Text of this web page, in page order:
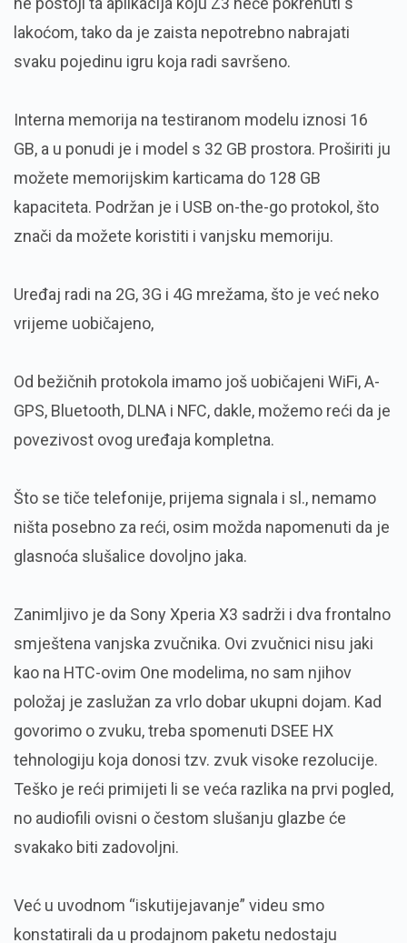
lakoćom, tako da je zaista nepotrebno nabrajati
svaku pojedinu igru koja radi savršeno.
Interna memorija na testiranom modelu iznosi 16
GB, a u ponudi je i model s 32 GB prostora. Proširiti ju
možete memorijskim karticama do 128 GB
kapaciteta. Podržan je i USB on-the-go protokol, što
znači da možete koristiti i vanjsku memoriju.
Uređaj radi na 2G, 3G i 4G mrežama, što je već neko
vrijeme uobičajeno,
Od bežičnih protokola imamo još uobičajeni WiFi, A-
GPS, Bluetooth, DLNA i NFC, dakle, možemo reći da je
povezivost ovog uređaja kompletna.
Što se tiče telefonije, prijema signala i sl., nemamo
ništa posebno za reći, osim možda napomenuti da je
glasnoća slušalice dovoljno jaka.
Zanimljivo je da Sony Xperia X3 sadrži i dva frontalno
smještena vanjska zvučnika. Ovi zvučnici nisu jaki
kao na HTC-ovim One modelima, no sam njihov
položaj je zaslužan za vrlo dobar ukupni dojam. Kad
govorimo o zvuku, treba spomenuti DSEE HX
tehnologiju koja donosi tzv. zvuk visoke rezolucije.
Teško je reći primijeti li se veća razlika na prvi pogled,
no audiofili ovisni o čestom slušanju glazbe će
svakako biti zadovoljni.
Već u uvodnom “iskutijejavanje” videu smo
konstatirali da u prodajnom paketu nedostaju